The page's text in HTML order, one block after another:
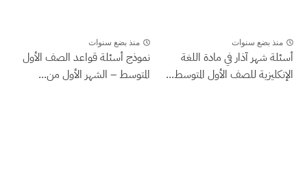
منذ بضع سنوات
أسئلة شهر آذار في مادة اللغة
الإنكليزية للصف الأول المتوسط...
منذ بضع سنوات
نموذج أسئلة قواعد الصف الأول
المتوسط – الشهر الأول من...